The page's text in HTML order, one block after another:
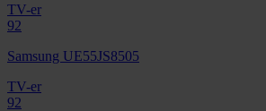
TV-er
92
Samsung UE55JS8505
TV-er
92